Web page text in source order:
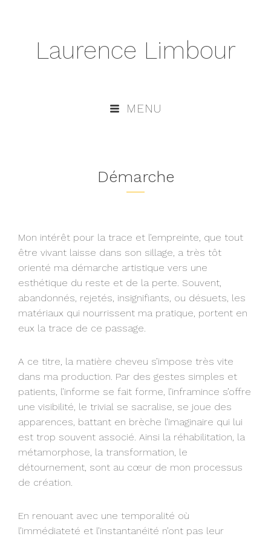
Laurence Limbour
MENU
Démarche
Mon intérêt pour la trace et l’empreinte, que tout
être vivant laisse dans son sillage, a très tôt
orienté ma démarche artistique vers une
esthétique du reste et de la perte. Souvent,
abandonnés, rejetés, insignifiants, ou désuets, les
matériaux qui nourrissent ma pratique, portent en
eux la trace de ce passage.
A ce titre, la matière cheveu s’impose très vite
dans ma production. Par des gestes simples et
patients, l’informe se fait forme, l’inframince s’offre
une visibilité, le trivial se sacralise, se joue des
apparences, battant en brèche l’imaginaire qui lui
est trop souvent associé. Ainsi la réhabilitation, la
métamorphose, la transformation, le
détournement, sont au cœur de mon processus
de création.
En renouant avec une temporalité où
l’immédiateté et l’instantanéité n’ont pas leur